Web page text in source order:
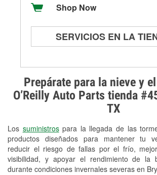
Prepárate para la nieve y
O’Reilly Auto Parts tienda
TX
Los suministrospara la llegada de las
productos diseñados para mantener tu
reducir el riesgo de fallas por el frío,
visibilidad, y apoyar el rendimiento de la
durante condiciones invernales severas en
Shop Now
SERVICIOS EN LA
Prueba de alternadores y
arrancadores
Revisión de la luz "Check
Reciclaje de baterías y aceite
Instalación de bombillas de
Instalación de